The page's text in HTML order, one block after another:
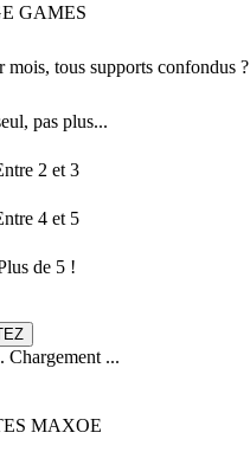
GAMES
tous supports confondus ?
pas plus...
2 et 3
4 et 5
de 5 !
Chargement ...
MAXOE